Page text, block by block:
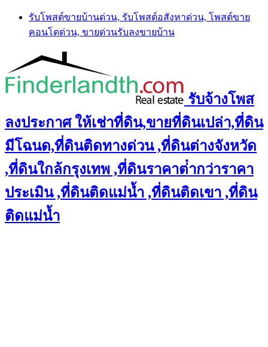
Skip
content
รับโพสต์ขายบ้านด่วน, รับโพสต์อสังหาด่วน, โพสต์ขาย
คอนโดด่วน, ขายด่วนรับลงขายบ้าน
รับจ้างโพส
ลงประกาศ ให้เช่าที่ดิน,ขายที่ดินเปล่า,ที่ดิน
มีโฉนด,ที่ดินติดทางด่วน ,ที่ดินต่างจังหวัด
,ที่ดินใกล้กรุงเทพ ,ที่ดินราคาต่ํากว่าราคา
ประเมิน ,ที่ดินติดแม่น้ำ ,ที่ดินติดเขา ,ที่ดิน
ติดแม่น้ำ